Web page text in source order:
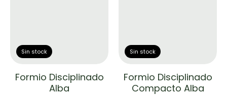
Sin stock
Formio Disciplinado
Alba
Sin stock
Formio Disciplinado
Compacto Alba